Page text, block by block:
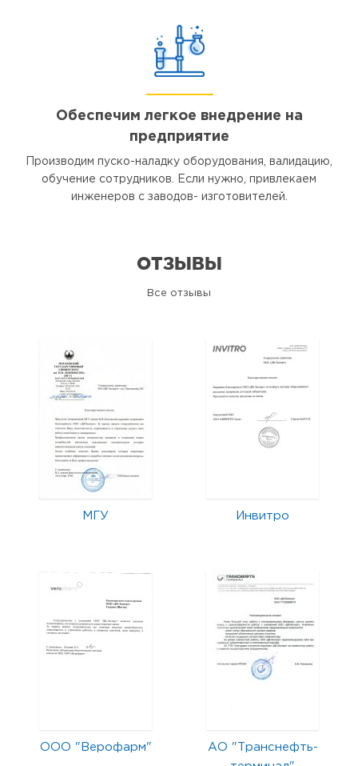
Обеспечим легкое внедрение на
предприятие
Производим пуско-наладку оборудования, валидацию,
обучение сотрудников. Если нужно, привлекаем
инженеров с заводов- изготовителей.
ОТЗЫВЫ
Все отзывы
МГУ Инвитро
ООО "Верофарм"
АО "Транснефть-